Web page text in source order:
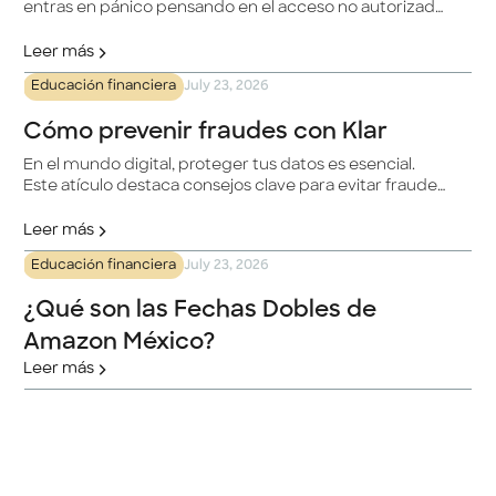
entras en pánico pensando en el acceso no autorizado
ayudarte. En este artículo, te ofrecemos una guía paso
a paso sobre cómo bloquear tu tarjeta de forma rápida
y sencilla.
Leer más
Educación financiera July 23, 2026
Cómo prevenir fraudes con Klar
En el mundo digital, proteger tus datos es esencial.
Este atículo destaca consejos clave para evitar fraudes
hasta usar tarjetas digitales de un solo uso. Se enfatiza
la importancia de no compartir información
confidencial, verificar comunicaciones y evitar enlaces
Leer más
Educación financiera July 23, 2026
¿Qué son las Fechas Dobles de
Amazon México?
Leer más